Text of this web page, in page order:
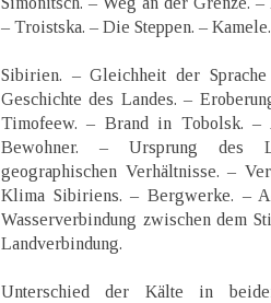
– Troistska. – Die Steppen. –
Sibirien. – Gleichheit der
Geschichte des Landes. –
Timofeew. – Brand in Tobolsk. –
Bewohner. – Ursprung des
geographischen Verhältnisse. –
Klima Sibiriens. – Bergwerke. –
Wasserverbindung zwischen dem
Landverbindung.
Unterschied der Kälte in